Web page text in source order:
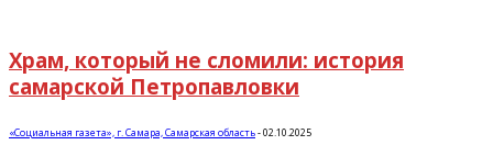
Храм, который не сломили: история
самарской Петропавловки
«Социальная газета», г. Самара, Самарская область-02.10.2025